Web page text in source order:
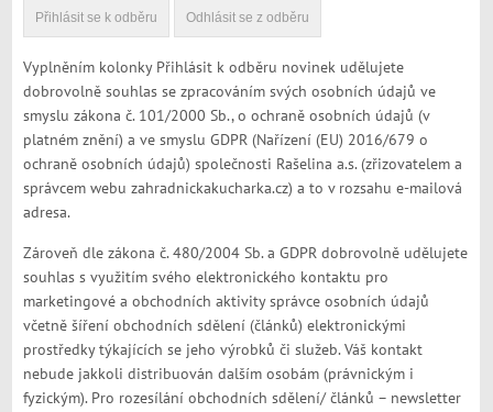
Vyplněním kolonky Přihlásit k odběru novinek udělujete
dobrovolně souhlas se zpracováním svých osobních údajů ve
smyslu zákona č. 101/2000 Sb., o ochraně osobních údajů (v
platném znění) a ve smyslu GDPR (Nařízení (EU) 2016/679 o
ochraně osobních údajů) společnosti Rašelina a.s. (zřizovatelem a
správcem webu zahradnickakucharka.cz) a to v rozsahu e-mailová
adresa.
Zároveň dle zákona č. 480/2004 Sb. a GDPR dobrovolně udělujete
souhlas s využitím svého elektronického kontaktu pro
marketingové a obchodních aktivity správce osobních údajů
včetně šíření obchodních sdělení (článků) elektronickými
prostředky týkajících se jeho výrobků či služeb. Váš kontakt
nebude jakkoli distribuován dalším osobám (právnickým i
fyzickým). Pro rozesílání obchodních sdělení/ článků – newsletter